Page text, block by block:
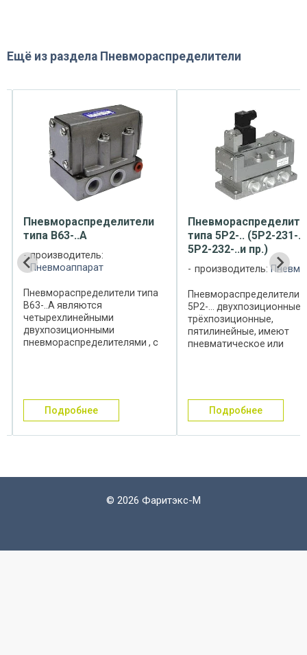
Ещё из раздела Пневмораспределители
Пневмораспределители
типа В63-..А
производитель:
Пневмоаппарат
Пневмораспределители типа
В63-..А являются
четырехлинейными
двухпозиционными
пневмораспределителями , с
пневматическим возвратом в
исходное положение. Данный
подробнее
типа 5Р2-.. (5Р2-231-..,
5Р2-232-..и пр.)
производитель:
Пневмораспределители
5Р2-… двухпозиционные
трёхпозиционные,
пятилинейные, имеют
пневматическое или
служат для изменения
направления и ...
подробнее
© 2026 Фаритэкс-М